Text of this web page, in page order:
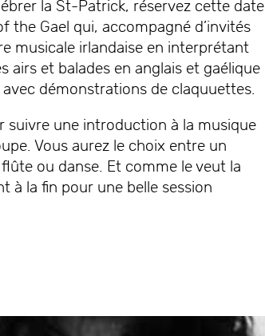
la St-Patrick, réservez cette date
the Gael qui, accompagné d’invités
musicale irlandaise en interprétant
airs et balades en anglais et gaélique
démonstrations de claquuettes.
suivre une introduction à la musique
Vous aurez le choix entre un
ou danse. Et comme le veut la
à la fin pour une belle session